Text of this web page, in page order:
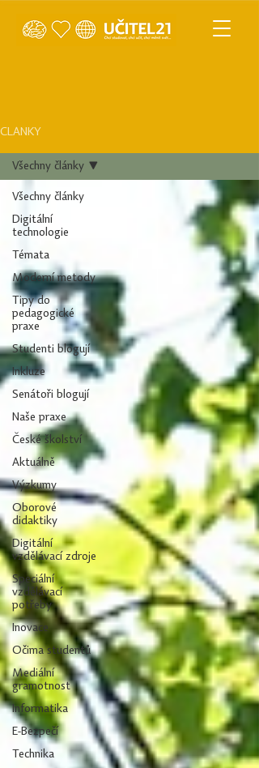
ČLÁNKY
Všechny články
Digitální
technologie
Témata
Moderní metody
Tipy do
pedagogické
praxe
Studenti blogují
Inkluze
Senátoři blogují
Naše praxe
České školství
Aktuálně
Výzkumy
Oborové
didaktiky
Digitální
vzdělávací zdroje
Speciální
vzdělávací
potřeby
Inovace
Očima studentů
Mediální
gramotnost
Informatika
E-Bezpečí
Technika
Všechny články